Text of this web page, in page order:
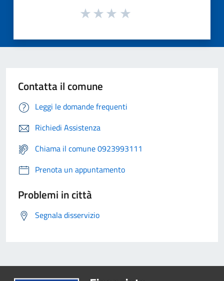
Contatta il comune
Leggi le domande frequenti
Richiedi Assistenza
Chiama il comune 0923993111
Prenota un appuntamento
Problemi in città
Segnala disservizio